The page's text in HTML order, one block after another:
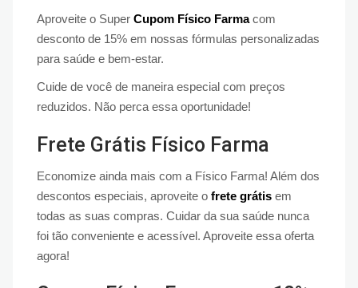
Aproveite o Super Cupom Físico Farmacom
desconto de 15% em nossas fórmulas personalizadas
para saúde e bem-estar.
Cuide de você de maneira especial com preços
reduzidos. Não perca essa oportunidade!
Frete Grátis Físico Farma
Economize ainda mais com a Físico Farma! Além dos
descontos especiais, aproveite o frete grátis em
todas as suas compras. Cuidar da sua saúde nunca
foi tão conveniente e acessível. Aproveite essa oferta
agora!